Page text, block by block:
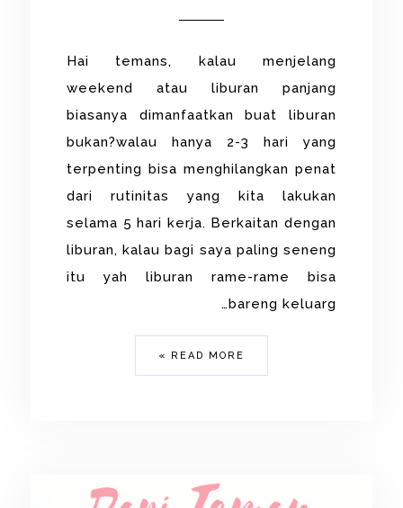
Hai temans, kalau menjelang
weekend atau liburan panjang
biasanya dimanfaatkan buat liburan
bukan?walau hanya 2-3 hari yang
terpenting bisa menghilangkan penat
dari rutinitas yang kita lakukan
selama 5 hari kerja. Berkaitan dengan
liburan, kalau bagi saya paling seneng
itu yah liburan rame-rame bisa
bareng keluarg…
READ MORE »